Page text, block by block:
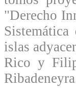
"Derecho
islas
Rico y